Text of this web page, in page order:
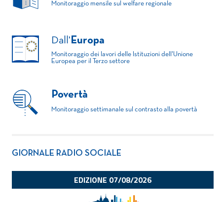
Monitoraggio mensile sul welfare regionale
Dall' Europa
Monitoraggio dei lavori delle Istituzioni dell'Unione
Europea per il Terzo settore
Povertà
Monitoraggio settimanale sul contrasto alla povertà
GIORNALE RADIO SOCIALE